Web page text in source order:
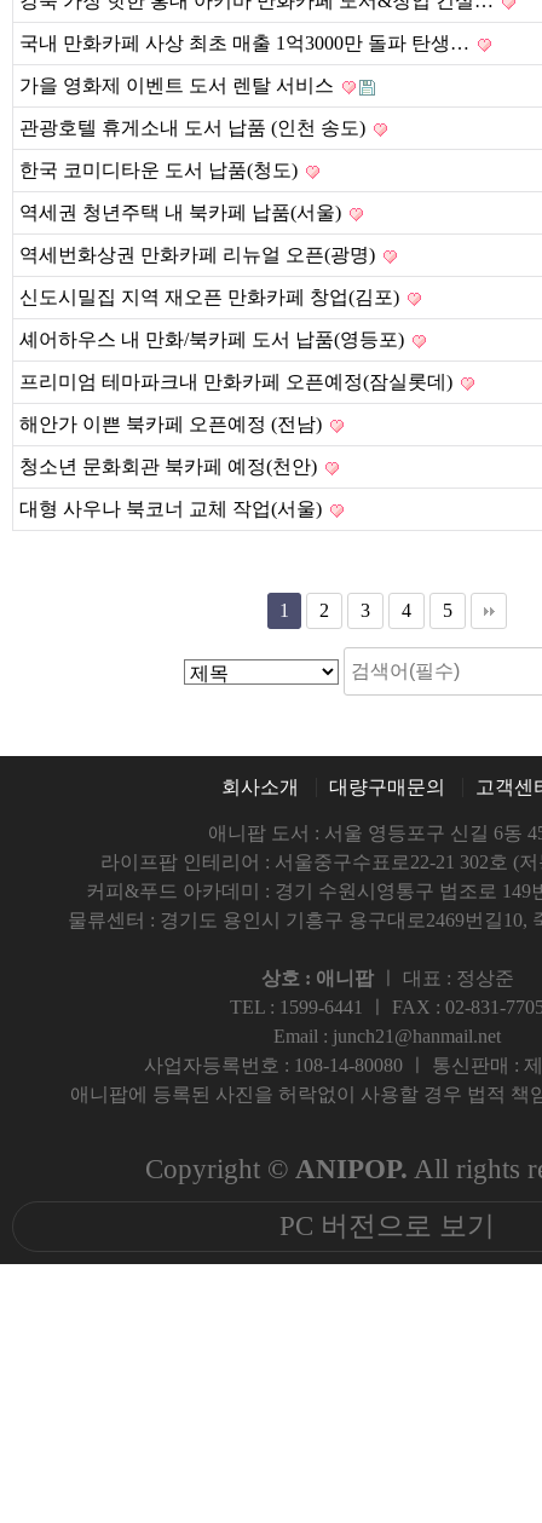
국내 만화카페 사상 최초 매출 1억3000만 돌파 탄생…
가을 영화제 이벤트 도서 렌탈 서비스
관광호텔 휴게소내 도서 납품 (인천 송도)
한국 코미디타운 도서 납품(청도)
역세권 청년주택 내 북카페 납품(서울)
역세번화상권 만화카페 리뉴얼 오픈(광명)
신도시밀집 지역 재오픈 만화카페 창업(김포)
셰어하우스 내 만화/북카페 도서 납품(영등포)
프리미엄 테마파크내 만화카페 오픈예정(잠실롯데)
해안가 이쁜 북카페 오픈예정 (전남)
청소년 문화회관 북카페 예정(천안)
대형 사우나 북코너 교체 작업(서울)
1 2 3 4 5
회사소개 대량구매문의 고객센
애니팝 도서 : 서울 영등포구 신길 6동
라이프팝 인테리어 : 서울중구수표로22-21 302호 (
커피&푸드 아카데미 : 경기 수원시영통구 법조로 149
물류센터 : 경기도 용인시 기흥구 용구대로2469번길10,
상호 : 애니팝ㅣ 대표 : 정상준
TEL : 1599-6441 ㅣ FAX : 02-831-
Email : junch21@hanmail.net
사업자등록번호 : 108-14-80080 ㅣ 통신판매 :
애니팝에 등록된 사진을 허락없이 사용할 경우 법적 책
Copyright © ANIPOP. All rights
PC 버전으로 보기